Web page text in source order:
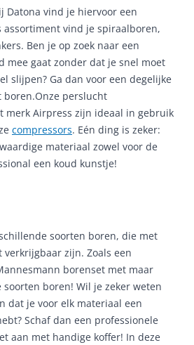
Datona vind je hiervoor een
assortiment vind je spiraalboren,
Ben je op zoek naar een
mee gaat zonder dat je snel moet
slijpen? Ga dan voor een degelijke
boren.Onze perslucht
merk Airpress zijn ideaal in gebruik
compressors. Eén ding is zeker:
materiaal zowel voor de
een koud kunstje!
soorten boren, die met
zijn. Zoals een
borenset met maar
boren! Wil je zeker weten
dat je voor elk materiaal een
Schaf dan een professionele
aan met handige koffer! In deze